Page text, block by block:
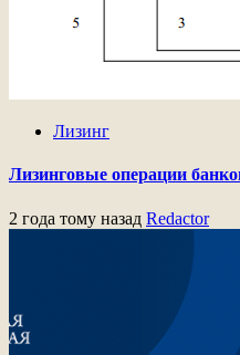
Лизинг
Лизинговые операции
2 года тому назад Redactor